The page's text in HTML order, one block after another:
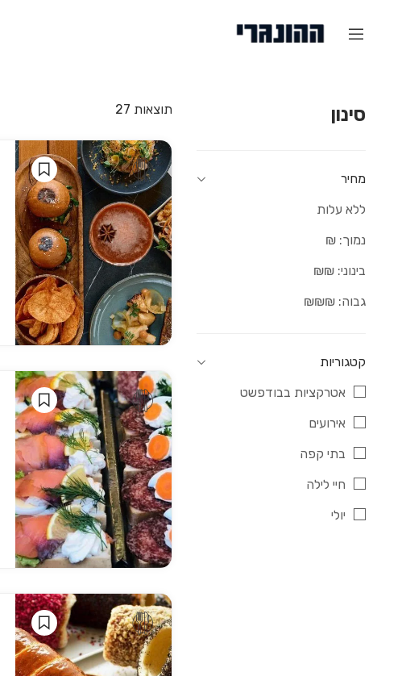
סינון
מחיר
ללא עלות
נמוך: ₪
בינוני: ₪₪
גבוה: ₪₪₪
קטגוריות
אטרקציות בבודפשט
אירועים
בתי קפה
חיי לילה
יולי
תוצאות 27